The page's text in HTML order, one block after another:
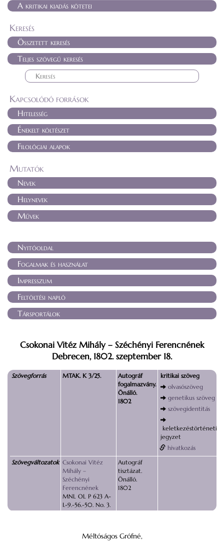
A kritikai kiadás kötetei
Keresés
Összetett keresés
Teljes szövegű keresés
Kapcsolódó források
Hitelesség
Énekelt költészet
Filológiai alapok
Mutatók
Nevek
Helynevek
Művek
Nyitóoldal
Fogalmak és használat
Impresszum
Feltöltési napló
Társportálok
Csokonai Vitéz Mihály – Széchényi Ferencnének
Debrecen, 1802. szeptember 18.
Szövegforrás MTAK. K 3/25.
Autográf
fogalmazvány.
Önálló.
1802
kritikai szöveg
olvasószöveg
genetikus szöveg
szövegidentitás
keletkezéstörténeti
jegyzet
hivatkozás
Szövegváltozatok Csokonai Vitéz
Mihály –
Széchényi
Ferencnének
MNL OL P 623 A-
I.-9.-56.-50. No. 3.
Autográf
tisztázat.
Önálló.
1802
Méltóságos Grófné,